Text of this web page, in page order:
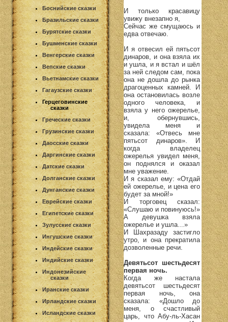
Боснийские сказки
Бразильские сказки
Бурятские сказки
Бушменские сказки
Венгерские сказки
Вепские сказки
Вьетнамские сказки
Гагаузские сказки
Герцеговинские
сказки
Греческие сказки
Грузинские сказки
Даосские сказки
Даргинские сказки
Датские сказки
Долганские сказки
Дунганские сказки
Еврейские сказки
Египетские сказки
Зулусские сказки
Ингушские сказки
Индейские сказки
Индийские сказки
Индонезийские
сказки
Иранские сказки
Ирландские сказки
Исландские сказки
И только красавицу
увижу внезапно я,
Сейчас же смущаюсь и
едва отвечаю.
И я отвесил ей пятьсот
динаров, и она взяла их
и ушла, и я встал и шёл
за ней следом сам, пока
она не дошла до рынка
драгоценных камней. И
она остановилась возле
одного человека, и
взяла у него ожерелье,
и, обернувшись,
увидела меня и
сказала: «Отвесь мне
пятьсот динаров». И
когда владелец
ожерелья увидел меня,
он поднялся и оказал
мне уважение.
И я сказал ему: «Отдай
ей ожерелье, и цена его
будет за мной!»
И торговец сказал:
«Слушаю и повинуюсь!»
А девушка взяла
ожерелье и ушла…»
И Шахразаду застигло
утро, и она прекратила
дозволенные речи.
Девятьсот шестьдесят
первая ночь.
Когда же настала
девятьсот шестьдесят
первая ночь, она
сказала: «Дошло до
меня, о счастливый
царь, что Абу-ль-Хасан